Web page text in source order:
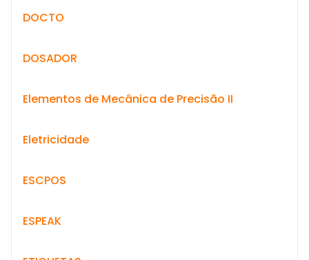
DOCTO
DOSADOR
Elementos de Mecânica de Precisão II
Eletricidade
ESCPOS
ESPEAK